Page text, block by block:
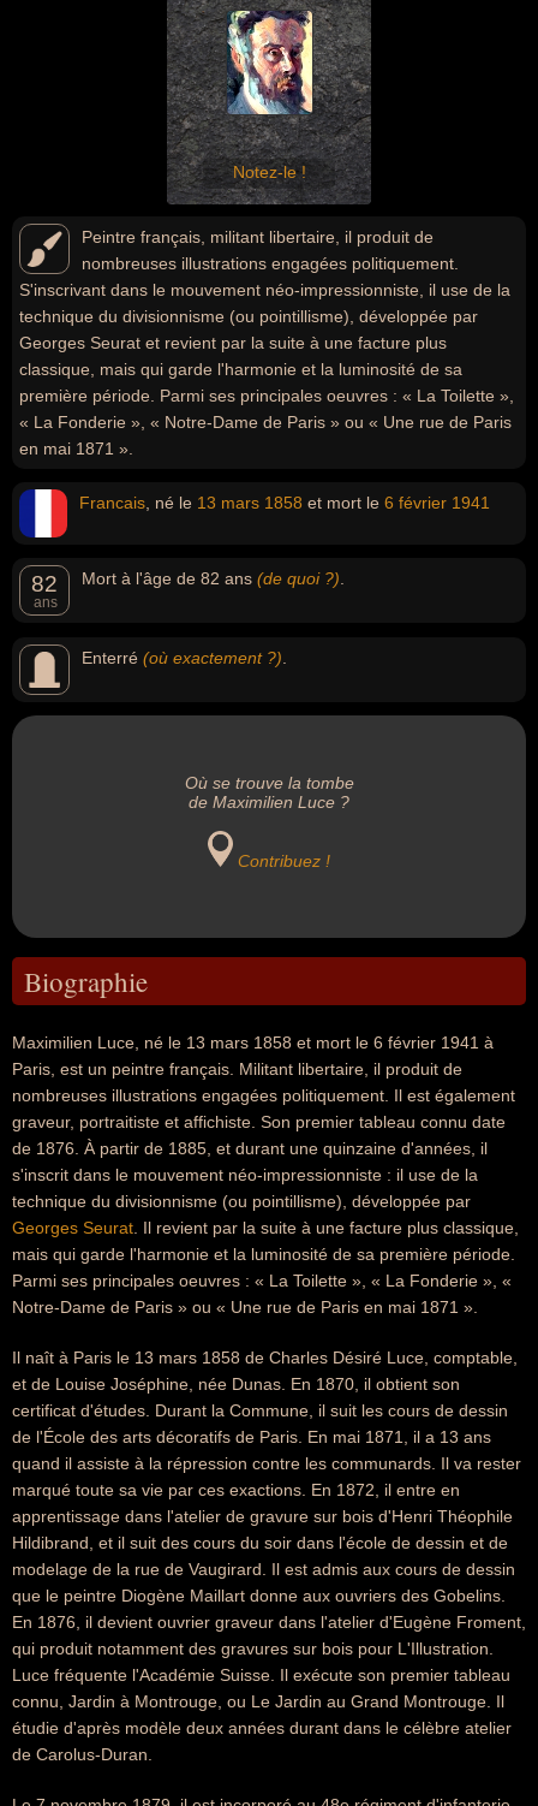
Notez-le !
Peintre français, militant libertaire, il produit de
nombreuses illustrations engagées politiquement.
S'inscrivant dans le mouvement néo-impressionniste, il use de la
technique du divisionnisme (ou pointillisme), développée par
Georges Seurat et revient par la suite à une facture plus
classique, mais qui garde l'harmonie et la luminosité de sa
première période. Parmi ses principales oeuvres : « La Toilette »,
« La Fonderie », « Notre-Dame de Paris » ou « Une rue de Paris
en mai 1871 ».
Francais , né le 13 mars 1858 et mort le 6 février 1941
82
ans
Mort à l'âge de 82 ans (de quoi ?)
Enterré (où exactement ?)
Où se trouve la tombe
de Maximilien Luce ?
Contribuez !
Biographie
Maximilien Luce, né le 13 mars 1858 et mort le 6 février 1941 à
Paris, est un peintre français. Militant libertaire, il produit de
nombreuses illustrations engagées politiquement. Il est également
graveur, portraitiste et affichiste. Son premier tableau connu date
de 1876. À partir de 1885, et durant une quinzaine d'années, il
s'inscrit dans le mouvement néo-impressionniste : il use de la
technique du divisionnisme (ou pointillisme), développée par
Georges Seurat . Il revient par la suite à une facture plus classique,
mais qui garde l'harmonie et la luminosité de sa première période.
Parmi ses principales oeuvres : « La Toilette », « La Fonderie », «
Notre-Dame de Paris » ou « Une rue de Paris en mai 1871 ».
Il naît à Paris le 13 mars 1858 de Charles Désiré Luce, comptable,
et de Louise Joséphine, née Dunas. En 1870, il obtient son
certificat d'études. Durant la Commune, il suit les cours de dessin
de l'École des arts décoratifs de Paris. En mai 1871, il a 13 ans
quand il assiste à la répression contre les communards. Il va rester
marqué toute sa vie par ces exactions. En 1872, il entre en
apprentissage dans l'atelier de gravure sur bois d'Henri Théophile
Hildibrand, et il suit des cours du soir dans l'école de dessin et de
modelage de la rue de Vaugirard. Il est admis aux cours de dessin
que le peintre Diogène Maillart donne aux ouvriers des Gobelins.
En 1876, il devient ouvrier graveur dans l'atelier d'Eugène Froment,
qui produit notamment des gravures sur bois pour L'Illustration.
Luce fréquente l'Académie Suisse. Il exécute son premier tableau
connu, Jardin à Montrouge, ou Le Jardin au Grand Montrouge. Il
étudie d'après modèle deux années durant dans le célèbre atelier
de Carolus-Duran.